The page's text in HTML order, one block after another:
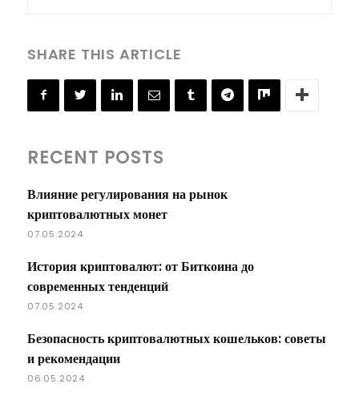
SHARE THIS ARTICLE
RECENT POSTS
Влияние регулирования на рынок
криптовалютных монет
07.05.2024
История криптовалют: от Биткоина до
современных тенденций
07.05.2024
Безопасность криптовалютных кошельков: советы
и рекомендации
06.05.2024